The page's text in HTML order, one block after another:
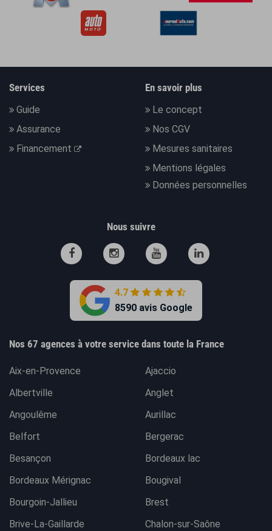
Services
Guide
Assurance
Financement
En savoir plus
Le concept
Nos CGV
Mesures sanitaires
Mentions légales
Données personnelles
Nous suivre
4.7
8590 avis Google
Nos 67 agences à votre service dans toute la France
Aix-en-Provence
Ajaccio
Albertville
Anglet
Angoulême
Aurillac
Belfort
Bergerac
Besançon
Bordeaux lac
Bordeaux Mérignac
Bougival
Bourgoin-Jallieu
Brest
Brive-La-Gaillarde
Chalon-sur-Saône